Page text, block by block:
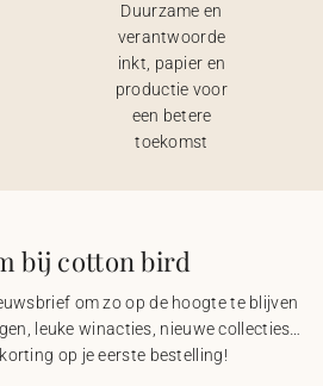
Duurzame en
verantwoorde
inkt, papier en
productie voor
een betere
toekomst
bij cotton bird
om zo op de hoogte te blijven
leuke winacties, nieuwe collecties…
op je eerste bestelling!